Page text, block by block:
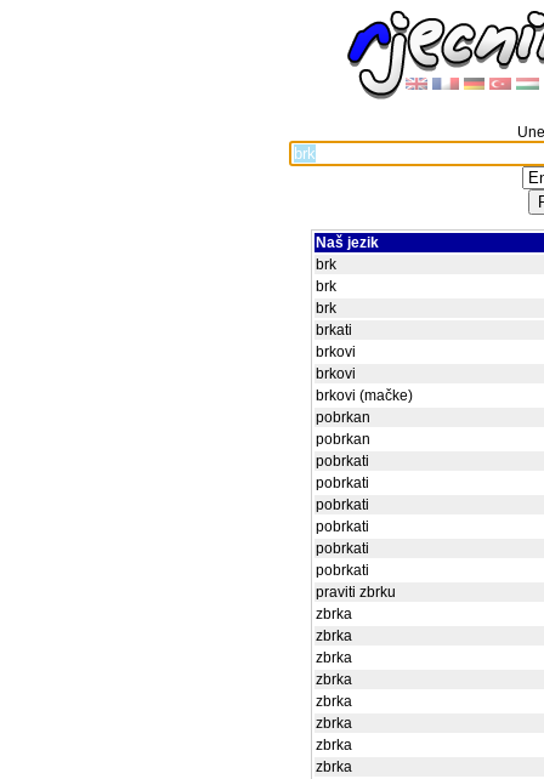
Naš jezik
brk
brk
brk
brkati
brkovi
brkovi
brkovi (mačke)
pobrkan
pobrkan
pobrkati
pobrkati
pobrkati
pobrkati
pobrkati
pobrkati
praviti zbrku
zbrka
zbrka
zbrka
zbrka
zbrka
zbrka
zbrka
zbrka